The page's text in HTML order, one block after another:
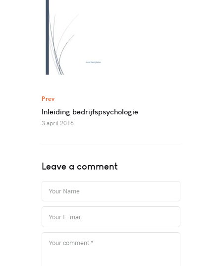
Prev
Inleiding bedrijfspsychologie
3 april 2016
Leave a comment